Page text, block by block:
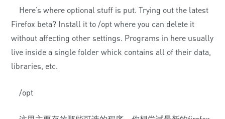
Here’s where optional stuff is put. Trying out the latest
Firefox beta? Install it to /opt where you can delete it
without affecting other settings. Programs in here usually
live inside a single folder whick contains all of their data,
libraries, etc.
/opt